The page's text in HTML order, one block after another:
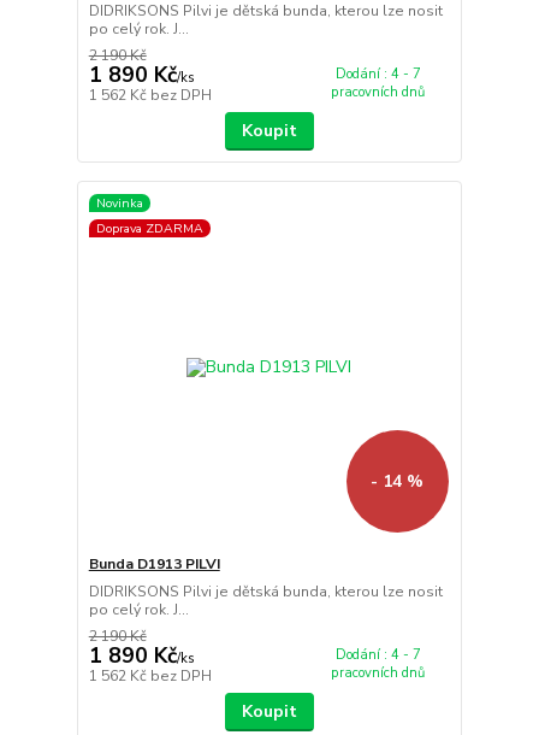
DIDRIKSONS Pilvi je dětská bunda, kterou lze nosit
po celý rok. J...
2 190 Kč
1 890 Kč/ks
1 562 Kč bez DPH
Dodání : 4 - 7
pracovních dnů
Koupit
Novinka
Doprava ZDARMA
- 14 %
Bunda D1913 PILVI
DIDRIKSONS Pilvi je dětská bunda, kterou lze nosit
po celý rok. J...
2 190 Kč
1 890 Kč/ks
1 562 Kč bez DPH
Dodání : 4 - 7
pracovních dnů
Koupit